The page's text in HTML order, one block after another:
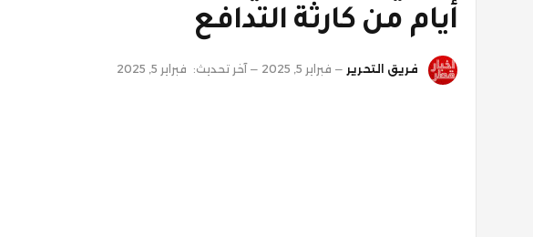
أيام من كارثة التدافع
فريق التحرير فبراير 5, 2025 آخر تحديث: فبراير 5, 2025